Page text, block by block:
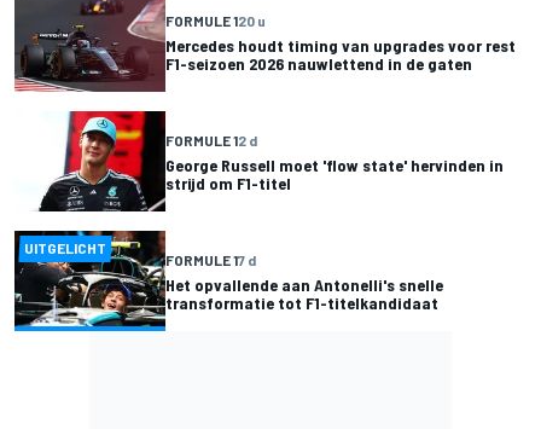
FORMULE 120 u
Mercedes houdt timing van upgrades voor rest
F1-seizoen 2026 nauwlettend in de gaten
FORMULE 12 d
George Russell moet 'flow state' hervinden in
strijd om F1-titel
UITGELICHT
FORMULE 17 d
Het opvallende aan Antonelli's snelle
transformatie tot F1-titelkandidaat